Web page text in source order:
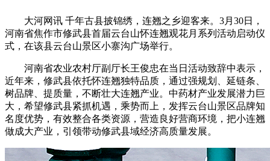
大河网讯 千年古县披锦绣，连翘之乡迎客来。3月30日，
河南省焦作市修武县首届云台山怀连翘观花月系列活动启动仪
式，在该县云台山景区小寨沟广场举行。
河南省农业农村厅副厅长王俊忠在当日活动致辞中表示，
近年来，修武县依托怀连翘独特品质，通过强规划、延链条、
树品牌、提质量，不断壮大连翘产业。中药材产业发展潜力巨
大，希望修武县紧抓机遇，乘势而上，发挥云台山景区品牌知
名度优势，有效整合各类资源，营造良好营商环境，把小连翘
做成大产业，引领带动修武县域经济高质量发展。